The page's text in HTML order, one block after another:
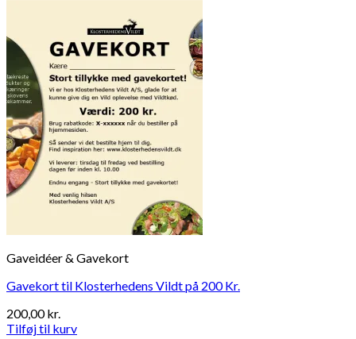
Gaveidéer & Gavekort
Gavekort til Klosterhedens Vildt på 200 Kr.
200,00kr.
Tilføj til kurv